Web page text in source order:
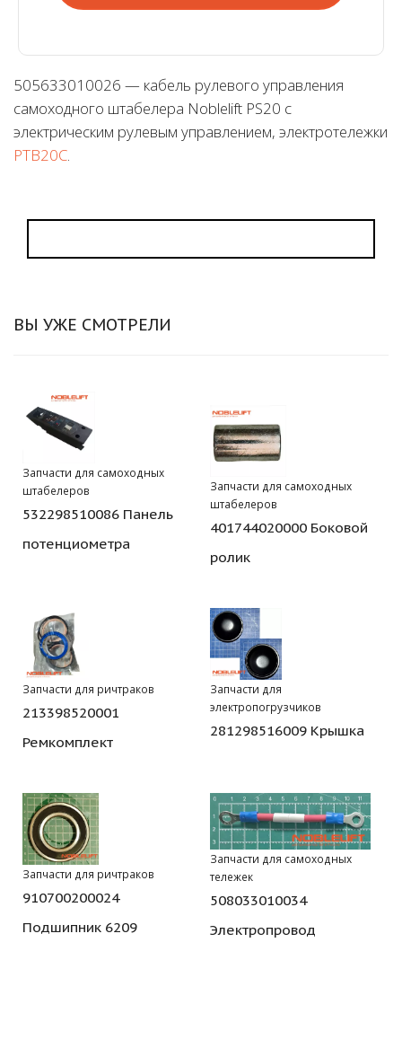
505633010026 — кабель рулевого управления
самоходного штабелера Noblelift PS20 с
электрическим рулевым управлением, электротележки
PTB20C.
ВЫ УЖЕ СМОТРЕЛИ
Запчасти для самоходных
штабелеров
532298510086 Панель
потенциометра
Запчасти для самоходных
штабелеров
401744020000 Боковой
ролик
Запчасти для ричтраков
213398520001
Ремкомплект
Запчасти для
электропогрузчиков
281298516009 Крышка
Запчасти для ричтраков
910700200024
Подшипник 6209
Запчасти для самоходных
тележек
508033010034
Электропровод